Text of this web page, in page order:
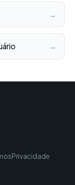
→
→
Privacidade